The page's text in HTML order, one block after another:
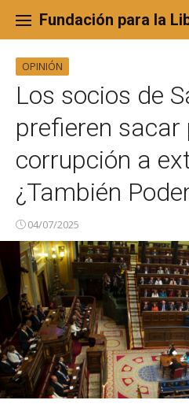
content
Fundación para la
OPINIÓN
Los socios de
prefieren
corrupción a
¿También
04/07/2025